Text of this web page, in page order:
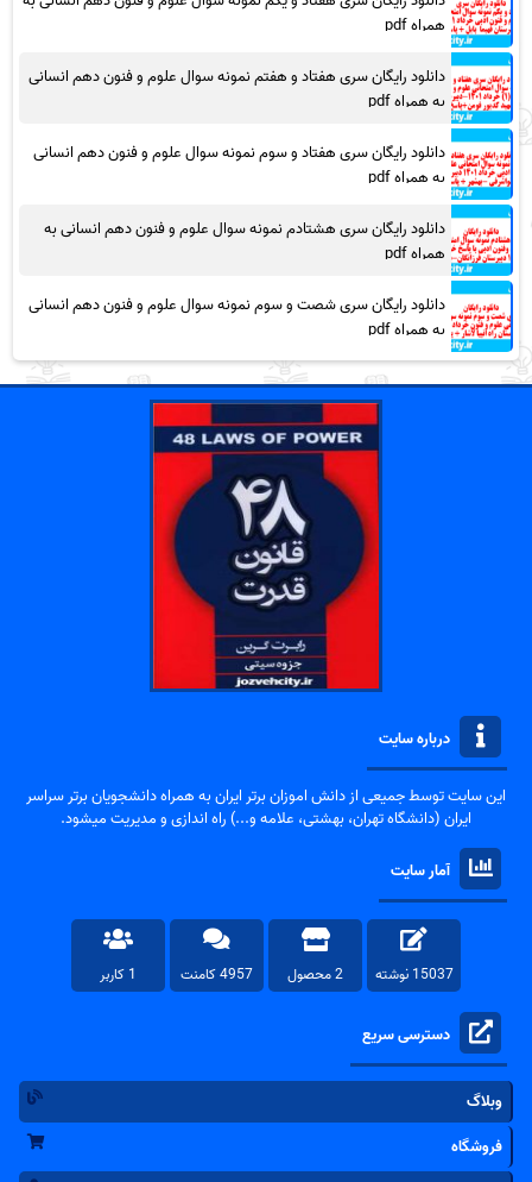
همراه pdf
دانلود رایگان سری هفتاد و هفتم نمونه سوال علوم و فنون دهم انسانی
به همراه pdf
دانلود رایگان سری هفتاد و سوم نمونه سوال علوم و فنون دهم انسانی
به همراه pdf
دانلود رایگان سری هشتادم نمونه سوال علوم و فنون دهم انسانی به
همراه pdf
دانلود رایگان سری شصت و سوم نمونه سوال علوم و فنون دهم انسانی
به همراه pdf
درباره سایت
این سایت توسط جمیعی از دانش اموزان برتر ایران به همراه دانشجویان برتر سراسر
ایران (دانشگاه تهران، بهشتی، علامه و...) راه اندازی و مدیریت میشود.
آمار سایت
15037 نوشته 2 محصول 4957 کامنت 1 کاربر
دسترسی سریع
وبلاگ
فروشگاه